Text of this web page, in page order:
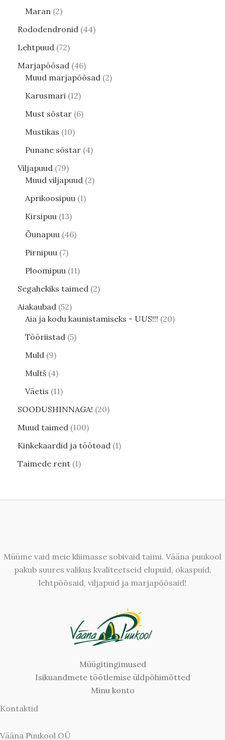
Maran 2
Rododendronid 44
Lehtpuud 72
Marjapõõsad 46
Muud marjapõõsad 2
Karusmari 12
Must sõstar 6
Mustikas 10
Punane sõstar 4
Viljapuud 79
Muud viljapuud 2
Aprikoosipuu 1
Kirsipuu 13
Õunapuu 46
Pirnipuu 7
Ploomipuu 11
Segahekiks taimed 2
Aiakaubad 52
Aia ja kodu kaunistamiseks - UUS!!! 20
Tööriistad 5
Muld 9
Multš 4
Väetis 11
SOODUSHINNAGA! 20
Muud taimed 100
Kinkekaardid ja töötoad 1
Taimede rent 1
Müüme vaid meie kliimasse sobivaid taimi. Vääna puukool
pakub suures valikus kvaliteetseid elupuid, okaspuid,
lehtpõõsaid, viljapuid ja marjapõõsaid!
Müügitingimused
Isikuandmete töötlemise üldpõhimõtted
Minu konto
Kontaktid
Vääna Puukool OÜ